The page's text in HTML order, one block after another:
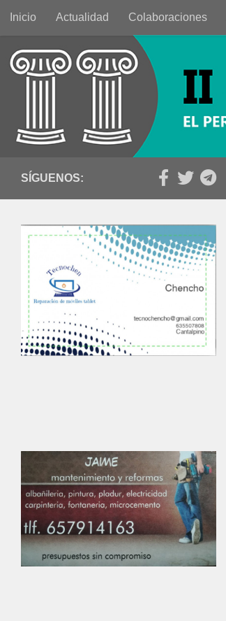
Saltar al contenido
Inicio Actualidad Colaboraciones
SÍGUENOS: